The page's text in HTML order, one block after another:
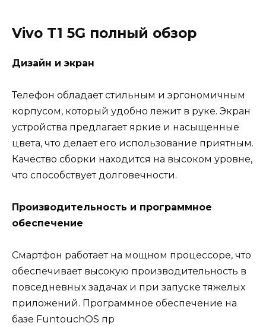
Vivo T1 5G полный обзор
Дизайн и экран
Телефон обладает стильным и эргономичным
корпусом, который удобно лежит в руке. Экран
устройства предлагает яркие и насыщенные
цвета, что делает его использование приятным.
Качество сборки находится на высоком уровне,
что способствует долговечности.
Производительность и программное
обеспечение
Смартфон работает на мощном процессоре, что
обеспечивает высокую производительность в
повседневных задачах и при запуске тяжелых
приложений. Программное обеспечение на
базе FuntouchOS пр